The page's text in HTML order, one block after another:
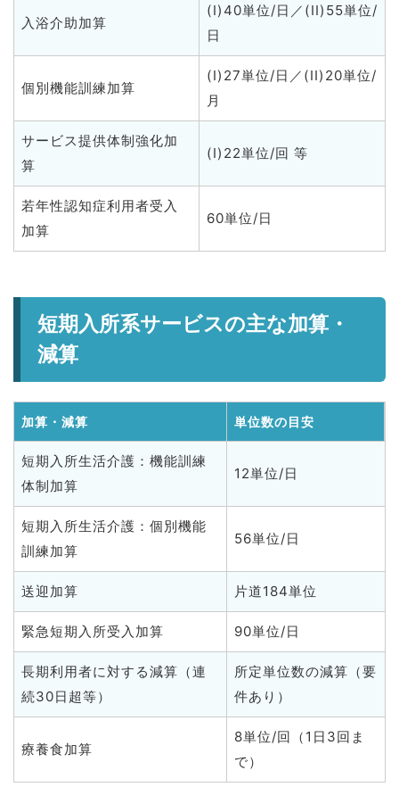
入浴介助加算
(I)40単位/日／(II)55単位/
日
個別機能訓練加算
(I)27単位/日／(II)20単位/
月
サービス提供体制強化加
算
(I)22単位/回 等
若年性認知症利用者受入
加算
60単位/日
短期入所系サービスの主な加算・
減算
加算・減算 単位数の目安
短期入所生活介護：機能訓練
体制加算
12単位/日
短期入所生活介護：個別機能
訓練加算
56単位/日
送迎加算 片道184単位
緊急短期入所受入加算 90単位/日
長期利用者に対する減算（連
続30日超等）
所定単位数の減算（要
件あり）
療養食加算
8単位/回（1日3回ま
で）